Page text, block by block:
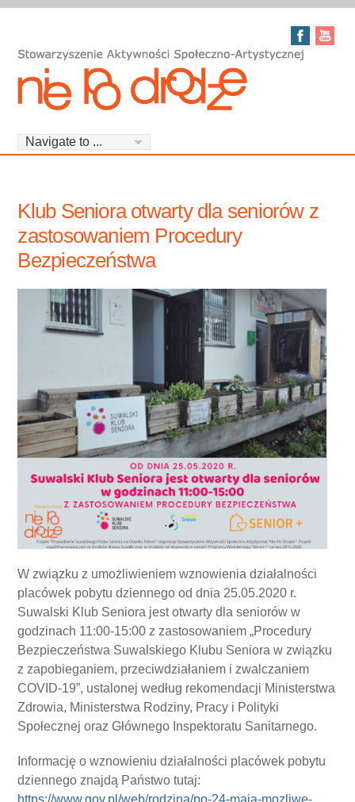
Klub Seniora otwarty dla seniorów z
zastosowaniem Procedury
Bezpieczeństwa
W związku z umożliwieniem wznowienia działalności
placówek pobytu dziennego od dnia 25.05.2020 r.
Suwalski Klub Seniora jest otwarty dla seniorów w
godzinach 11:00-15:00 z zastosowaniem „Procedury
Bezpieczeństwa Suwalskiego Klubu Seniora w związku
z zapobieganiem, przeciwdziałaniem i zwalczaniem
COVID-19”, ustalonej według rekomendacji Ministerstwa
Zdrowia, Ministerstwa Rodziny, Pracy i Polityki
Społecznej oraz Głównego Inspektoratu Sanitarnego.
Informację o wznowieniu działalności placówek pobytu
dziennego znajdą Państwo tutaj:
https://www.gov.pl/web/rodzina/po-24-maja-mozliwe-